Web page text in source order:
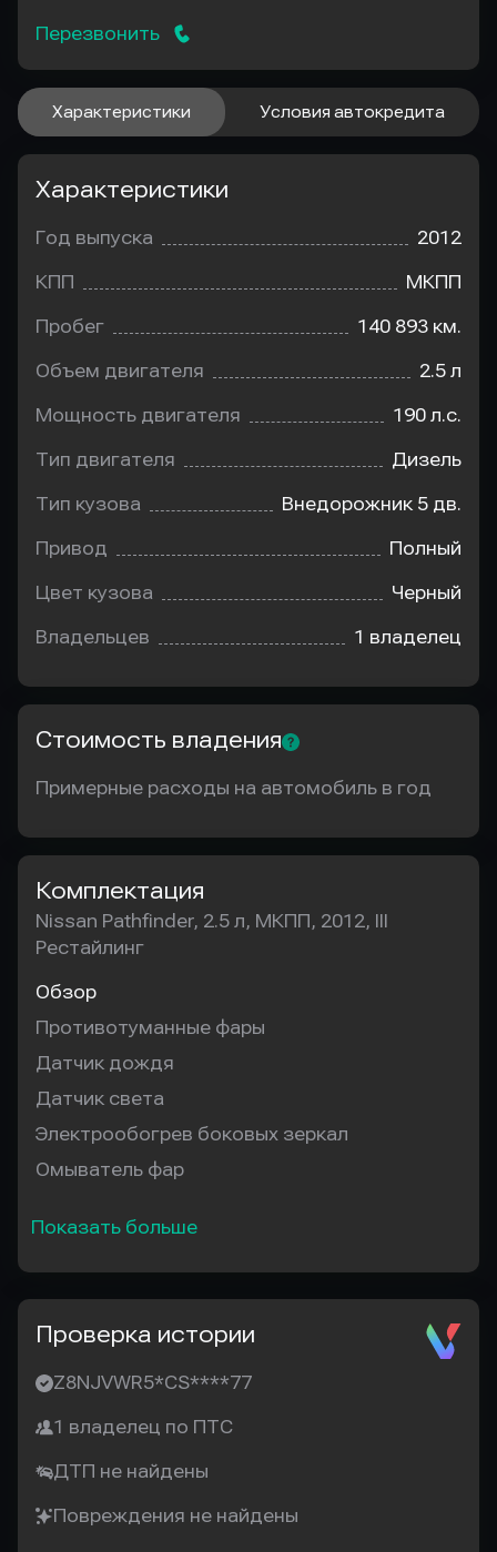
Перезвонить
Характеристики Условия автокредита
Характеристики
Год выпуска 2012
КПП МКПП
Пробег 140 893 км.
Объем двигателя 2.5 л
Мощность двигателя 190 л.с.
Тип двигателя Дизель
Тип кузова Внедорожник 5 дв.
Привод Полный
Цвет кузова Черный
Владельцев 1 владелец
Стоимость владения
Примерные расходы на автомобиль в год
Комплектация
Nissan Pathfinder, 2.5 л, МКПП, 2012, III
Рестайлинг
Обзор
Противотуманные фары
Датчик дождя
Датчик света
Электрообогрев боковых зеркал
Омыватель фар
Показать больше
Проверка истории
Z8NJVWR5*CS****77
1 владелец по ПТС
ДТП не найдены
Повреждения не найдены